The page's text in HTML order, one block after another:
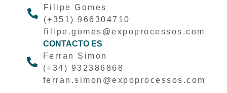
Filipe Gomes
(+351) 966304710
filipe.gomes@expoprocessos.com
CONTACTO ES
Ferran Simon
(+34) 932386868
ferran.simon@expoprocessos.com